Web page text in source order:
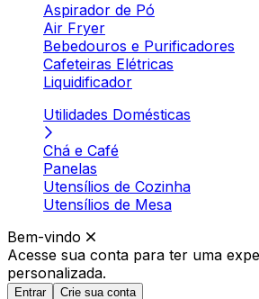
Aspirador de Pó
Air Fryer
Bebedouros e Purificadores
Cafeteiras Elétricas
Liquidificador
Utilidades Domésticas
Chá e Café
Panelas
Utensílios de Cozinha
Utensílios de Mesa
Bem-vindo
Acesse sua conta para ter uma
personalizada.
Entrar Crie sua conta